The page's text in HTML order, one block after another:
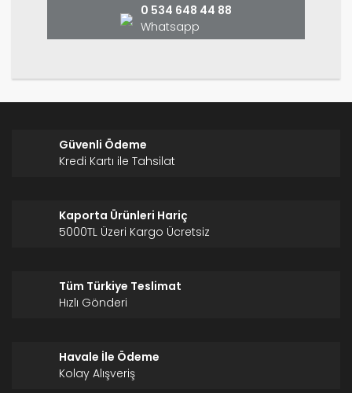
0 534 648 44 88
Whatsapp
Güvenli Ödeme
Kredi Kartı ile Tahsilat
Kaporta Ürünleri Hariç
5000TL Üzeri Kargo Ücretsiz
Tüm Türkiye Teslimat
Hızlı Gönderi
Havale İle Ödeme
Kolay Alışveriş